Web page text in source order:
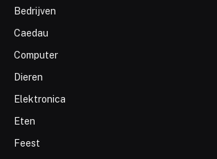
Bedrijven
Caedau
Computer
Dieren
Elektronica
Eten
Feest